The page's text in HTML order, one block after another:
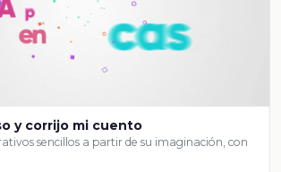
y corrijo mi cuento
sencillos a partir de su imaginación, con